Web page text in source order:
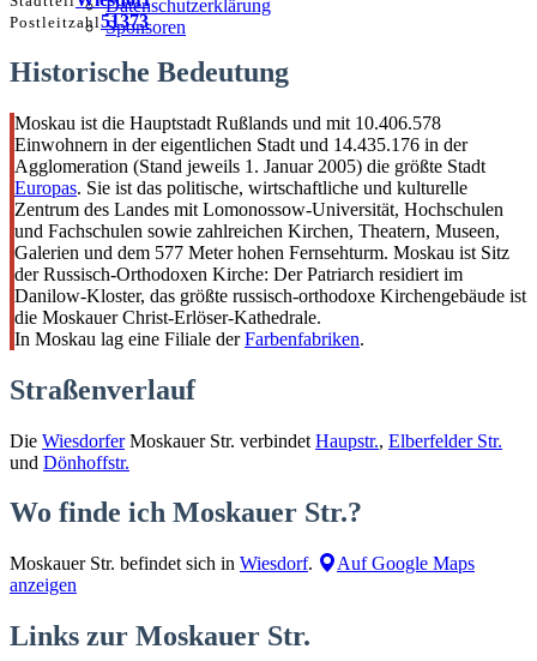
Datenschutzerklärung
Sponsoren
Postleitzahl51373
Historische Bedeutung
Moskau ist die Hauptstadt Rußlands und mit 10.406.578
Einwohnern in der eigentlichen Stadt und 14.435.176 in der
Agglomeration (Stand jeweils 1. Januar 2005) die größte Stadt
Europas. Sie ist das politische, wirtschaftliche und kulturelle
Zentrum des Landes mit Lomonossow-Universität, Hochschulen
und Fachschulen sowie zahlreichen Kirchen, Theatern, Museen,
Galerien und dem 577 Meter hohen Fernsehturm. Moskau ist Sitz
der Russisch-Orthodoxen Kirche: Der Patriarch residiert im
Danilow-Kloster, das größte russisch-orthodoxe Kirchengebäude ist
die Moskauer Christ-Erlöser-Kathedrale.
In Moskau lag eine Filiale derFarbenfabriken.
Straßenverlauf
Die WiesdorferMoskauer Str. verbindet Haupstr., Elberfelder Str.
und Dönhoffstr.
Wo finde ich Moskauer Str.?
Moskauer Str. befindet sich in Wiesdorf.
Auf Google Maps
anzeigen
Links zur Moskauer Str.